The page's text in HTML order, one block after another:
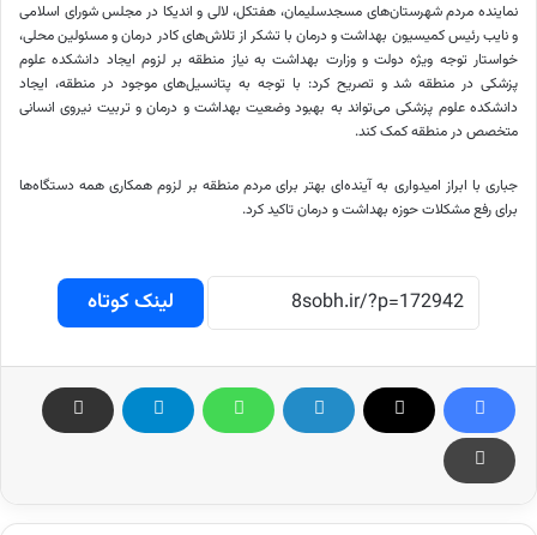
نماینده مردم شهرستان‌های مسجدسلیمان، هفتکل، لالی و اندیکا در مجلس شورای اسلامی
و نایب رئیس کمیسیون بهداشت و درمان با تشکر از تلاش‌های کادر درمان و مسئولین محلی،
خواستار توجه ویژه دولت و وزارت بهداشت به نیاز منطقه بر لزوم ایجاد دانشکده علوم
پزشکی در منطقه شد و تصریح کرد: با توجه به پتانسیل‌های موجود در منطقه، ایجاد
دانشکده علوم پزشکی می‌تواند به بهبود وضعیت بهداشت و درمان و تربیت نیروی انسانی
متخصص در منطقه کمک کند.
جباری با ابراز امیدواری به آینده‌ای بهتر برای مردم منطقه بر لزوم همکاری همه دستگاه‌ها
برای رفع مشکلات حوزه بهداشت و درمان تاکید کرد.
لینک کوتاه